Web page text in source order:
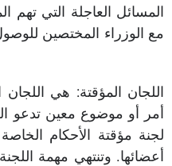
المسائل العاجلة التي تهم
مع الوزراء المختصين
أمر أو موضوع معين تدعو
لجنة مؤقتة الأحكام
أعضائها. وتنتهي مهمة